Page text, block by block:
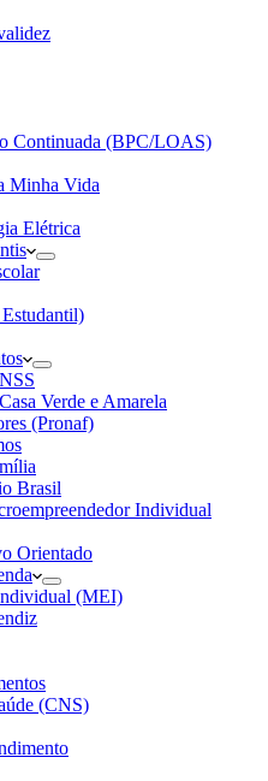
Continuada (BPC/LOAS)
Minha Vida
Elétrica
Verde e Amarela
(Pronaf)
Brasil
Individual
Orientado
(MEI)
(CNS)